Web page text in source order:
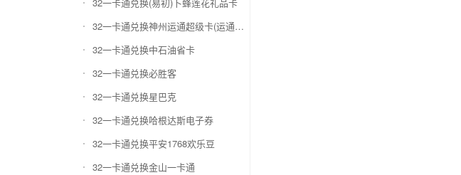
32一卡通兑换神州运通超级卡(运通网购卡)
32一卡通兑换中石油省卡
32一卡通兑换必胜客
32一卡通兑换星巴克
32一卡通兑换哈根达斯电子券
32一卡通兑换平安1768欢乐豆
32一卡通兑换金山一卡通